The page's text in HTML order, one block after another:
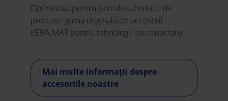
Optimizată pentru portofoliul nostru de
produse: gama originală de accesorii
KERA.MAT pentru tehnologii de conectare.
Mai multe informații despre
accesoriile noastre